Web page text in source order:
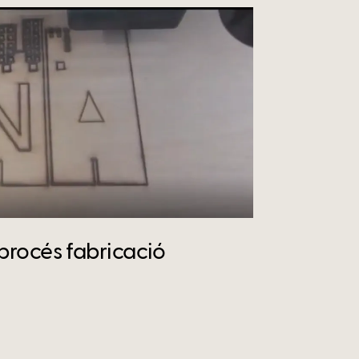
fabricació